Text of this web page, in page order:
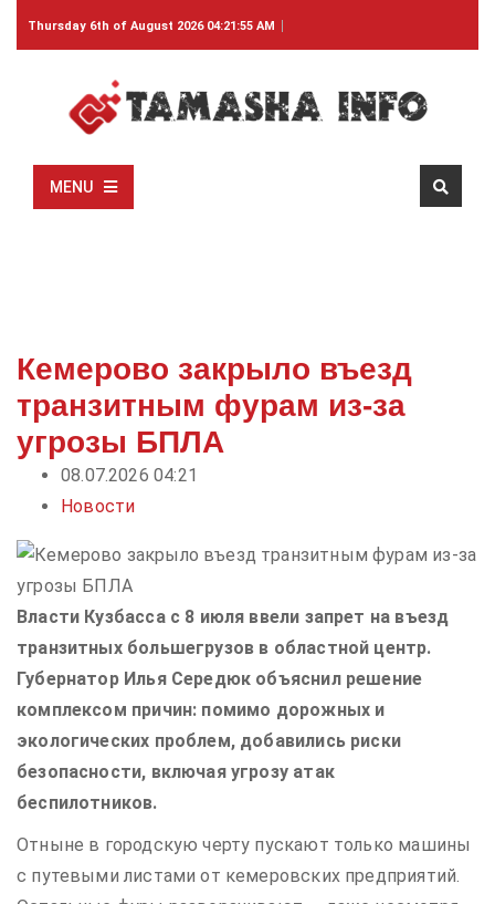
Thursday 6th of August 2026 04:21:55 AM
MENU
Кемерово закрыло въезд
транзитным фурам из-за
угрозы БПЛА
08.07.2026 04:21
Новости
Власти Кузбасса с 8 июля ввели запрет на въезд
транзитных большегрузов в областной центр.
Губернатор Илья Середюк объяснил решение
комплексом причин: помимо дорожных и
экологических проблем, добавились риски
безопасности, включая угрозу атак
беспилотников.
Отныне в городскую черту пускают только машины
с путевыми листами от кемеровских предприятий.